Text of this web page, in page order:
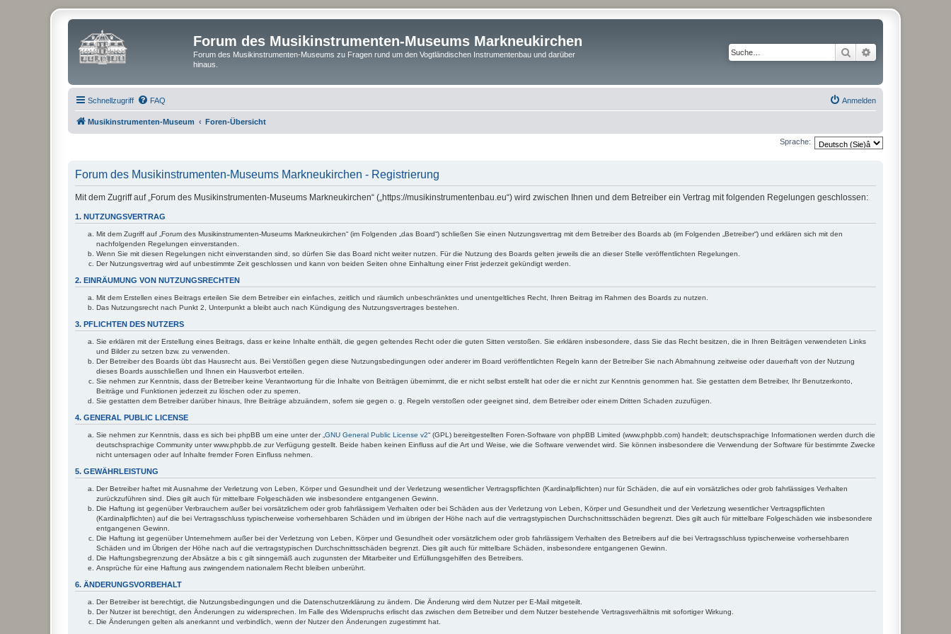
Forum des Musikinstrumenten-Museums Markneukirchen
Forum des Musikinstrumenten-Museums zu Fragen rund um den Vogtländischen Instrumentenbau und darüber
hinaus.
Suche
Schnellzugriff FAQ Anmelden
Musikinstrumenten-Museum Foren-Übersicht
Sprache:
Forum des Musikinstrumenten-Museums Markneukirchen - Registrierung
Mit dem Zugriff auf „Forum des Musikinstrumenten-Museums Markneukirchen“ („https://musikinstrumentenbau.eu“) wird zwischen Ihnen und dem Betreiber ein Vertrag mit folgenden Regelungen geschlossen:
1. NUTZUNGSVERTRAG
Mit dem Zugriff auf „Forum des Musikinstrumenten-Museums Markneukirchen“ (im Folgenden „das Board“) schließen Sie einen Nutzungsvertrag mit dem Betreiber des Boards ab (im Folgenden „Betreiber“) und erklären sich mit den
nachfolgenden Regelungen einverstanden.
Wenn Sie mit diesen Regelungen nicht einverstanden sind, so dürfen Sie das Board nicht weiter nutzen. Für die Nutzung des Boards gelten jeweils die an dieser Stelle veröffentlichten Regelungen.
Der Nutzungsvertrag wird auf unbestimmte Zeit geschlossen und kann von beiden Seiten ohne Einhaltung einer Frist jederzeit gekündigt werden.
2. EINRÄUMUNG VON NUTZUNGSRECHTEN
Mit dem Erstellen eines Beitrags erteilen Sie dem Betreiber ein einfaches, zeitlich und räumlich unbeschränktes und unentgeltliches Recht, Ihren Beitrag im Rahmen des Boards zu nutzen.
Das Nutzungsrecht nach Punkt 2, Unterpunkt a bleibt auch nach Kündigung des Nutzungsvertrages bestehen.
3. PFLICHTEN DES NUTZERS
Sie erklären mit der Erstellung eines Beitrags, dass er keine Inhalte enthält, die gegen geltendes Recht oder die guten Sitten verstoßen. Sie erklären insbesondere, dass Sie das Recht besitzen, die in Ihren Beiträgen verwendeten Links
und Bilder zu setzen bzw. zu verwenden.
Der Betreiber des Boards übt das Hausrecht aus. Bei Verstößen gegen diese Nutzungsbedingungen oder anderer im Board veröffentlichten Regeln kann der Betreiber Sie nach Abmahnung zeitweise oder dauerhaft von der Nutzung
dieses Boards ausschließen und Ihnen ein Hausverbot erteilen.
Sie nehmen zur Kenntnis, dass der Betreiber keine Verantwortung für die Inhalte von Beiträgen übernimmt, die er nicht selbst erstellt hat oder die er nicht zur Kenntnis genommen hat. Sie gestatten dem Betreiber, Ihr Benutzerkonto,
Beiträge und Funktionen jederzeit zu löschen oder zu sperren.
Sie gestatten dem Betreiber darüber hinaus, Ihre Beiträge abzuändern, sofern sie gegen o. g. Regeln verstoßen oder geeignet sind, dem Betreiber oder einem Dritten Schaden zuzufügen.
4. GENERAL PUBLIC LICENSE
Sie nehmen zur Kenntnis, dass es sich bei phpBB um eine unter der „ GNU General Public License v2“ (GPL) bereitgestellten Foren-Software von phpBB Limited (www.phpbb.com) handelt; deutschsprachige Informationen werden durch die
deutschsprachige Community unter www.phpbb.de zur Verfügung gestellt. Beide haben keinen Einfluss auf die Art und Weise, wie die Software verwendet wird. Sie können insbesondere die Verwendung der Software für bestimmte Zwecke
nicht untersagen oder auf Inhalte fremder Foren Einfluss nehmen.
5. GEWÄHRLEISTUNG
Der Betreiber haftet mit Ausnahme der Verletzung von Leben, Körper und Gesundheit und der Verletzung wesentlicher Vertragspflichten (Kardinalpflichten) nur für Schäden, die auf ein vorsätzliches oder grob fahrlässiges Verhalten
zurückzuführen sind. Dies gilt auch für mittelbare Folgeschäden wie insbesondere entgangenen Gewinn.
Die Haftung ist gegenüber Verbrauchern außer bei vorsätzlichem oder grob fahrlässigem Verhalten oder bei Schäden aus der Verletzung von Leben, Körper und Gesundheit und der Verletzung wesentlicher Vertragspflichten
(Kardinalpflichten) auf die bei Vertragsschluss typischerweise vorhersehbaren Schäden und im übrigen der Höhe nach auf die vertragstypischen Durchschnittsschäden begrenzt. Dies gilt auch für mittelbare Folgeschäden wie insbesondere
entgangenen Gewinn.
Die Haftung ist gegenüber Unternehmern außer bei der Verletzung von Leben, Körper und Gesundheit oder vorsätzlichem oder grob fahrlässigem Verhalten des Betreibers auf die bei Vertragsschluss typischerweise vorhersehbaren
Schäden und im Übrigen der Höhe nach auf die vertragstypischen Durchschnittsschäden begrenzt. Dies gilt auch für mittelbare Schäden, insbesondere entgangenen Gewinn.
Die Haftungsbegrenzung der Absätze a bis c gilt sinngemäß auch zugunsten der Mitarbeiter und Erfüllungsgehilfen des Betreibers.
Ansprüche für eine Haftung aus zwingendem nationalem Recht bleiben unberührt.
6. ÄNDERUNGSVORBEHALT
Der Betreiber ist berechtigt, die Nutzungsbedingungen und die Datenschutzerklärung zu ändern. Die Änderung wird dem Nutzer per E-Mail mitgeteilt.
Der Nutzer ist berechtigt, den Änderungen zu widersprechen. Im Falle des Widerspruchs erlischt das zwischen dem Betreiber und dem Nutzer bestehende Vertragsverhältnis mit sofortiger Wirkung.
Die Änderungen gelten als anerkannt und verbindlich, wenn der Nutzer den Änderungen zugestimmt hat.